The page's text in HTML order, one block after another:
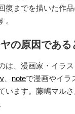
復までを描いた作
。
の原因であ
は、漫画家・イラ
noteで漫画やイラ
います。藤嶋マル